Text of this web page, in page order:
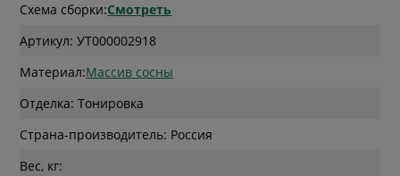
Схема сборки:Смотреть
Артикул: УТ000002918
Материал:Массив сосны
Отделка: Тонировка
Страна-производитель: Россия
Вес, кг: